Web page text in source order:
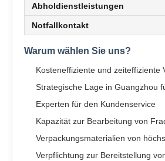
Abholdienstleistungen
Notfallkontakt
Warum wählen Sie uns?
Kosteneffiziente und zeiteffiziente
Strategische Lage in Guangzhou
Experten für den Kundenservice
Kapazität zur Bearbeitung von
Verpackungsmaterialien von
Verpflichtung zur Bereitstellung